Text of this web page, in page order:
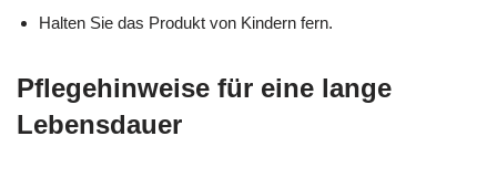
Halten Sie das Produkt von Kindern fern.
Pflegehinweise für eine lange
Lebensdauer